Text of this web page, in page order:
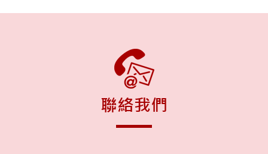
聯絡我們